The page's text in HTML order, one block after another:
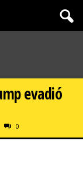
evadió
0